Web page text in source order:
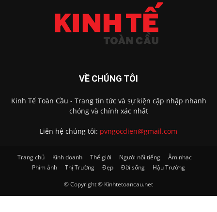
VỀ CHÚNG TÔI
Kinh Tế Toàn Cầu - Trang tin tức và sự kiện cập nhập nhanh
chóng và chính xác nhất
Liên hệ chúng tôi: pvngocdien@gmail.com
Trang chủ Kinh doanh Thế giới Người nổi tiếng
Âm nhạc
Phim ảnh
Thị Trường Đẹp Đời sống Hậu Trường
© Copyright © Kinhtetoancau.net